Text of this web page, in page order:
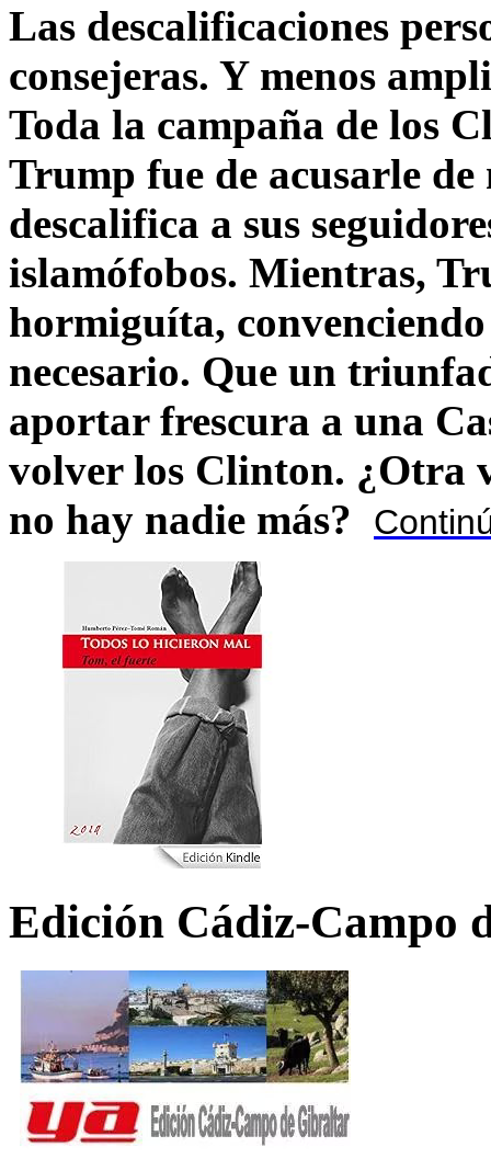
Las descalificaciones
consejeras. Y menos
Toda la campaña de los
Trump fue de acusarle
descalifica a sus
islamófobos. Mientras,
hormiguíta,
necesario. Que un
aportar frescura a una
volver los Clinton. ¿Otra
no hay nadie más?
Edición Cádiz-Campo